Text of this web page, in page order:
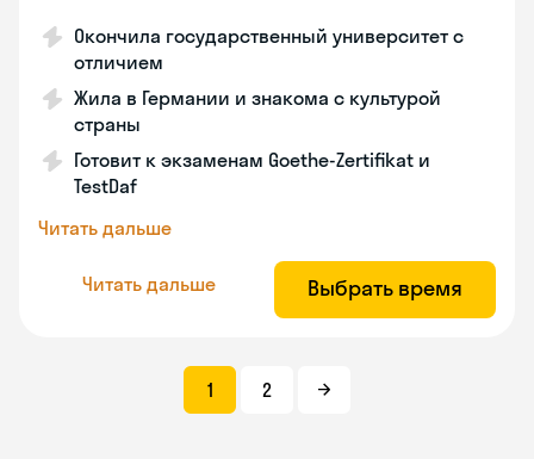
Окончила государственный университет с
отличием
Жила в Германии и знакома с культурой
страны
Готовит к экзаменам Goethe-Zertifikat и
TestDaf
Читать дальше
Читать дальше Выбрать время
1 2